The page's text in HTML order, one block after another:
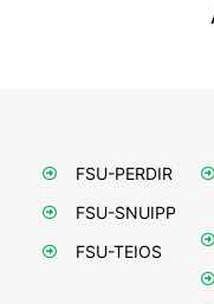
THÉMATIQUES
LA VIE
FSU-PERDIR
FSU-SNUIPP
FSU-TEIOS